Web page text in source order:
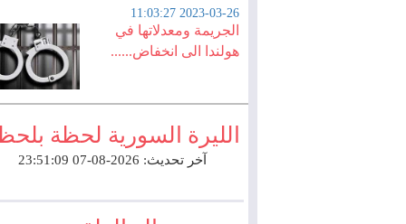
2023-03-26 11:03:27
الجريمة ومعدلاتها في
هولندا الى انخفاض......
الليرة السورية لحظة
آخر تحديث: 2026-08-07 23:51:09